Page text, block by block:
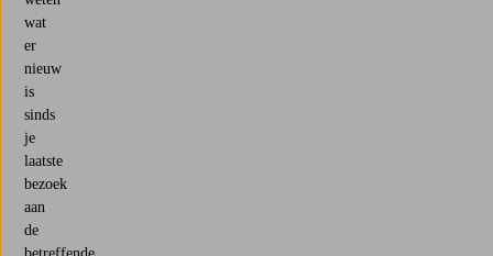
wat
er
nieuw
is
sinds
je
laatste
bezoek
aan
de